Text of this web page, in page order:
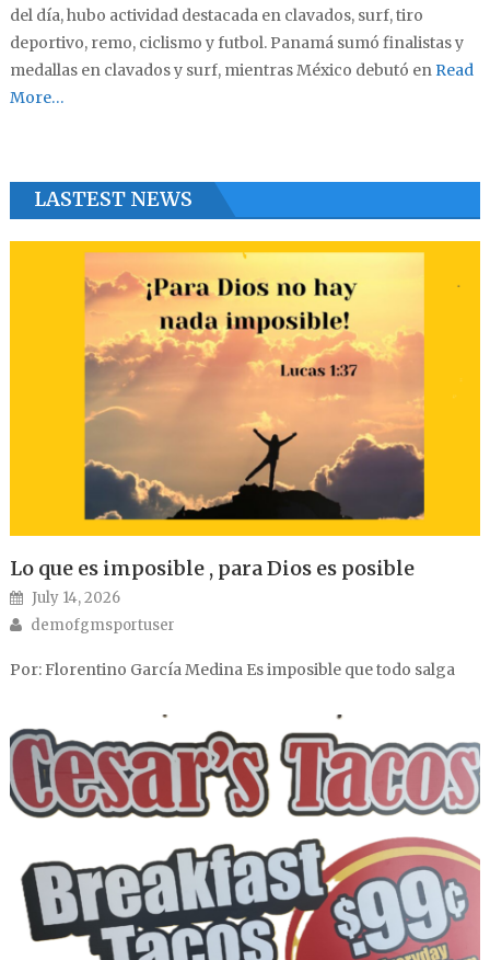
del día, hubo actividad destacada en clavados, surf, tiro
deportivo, remo, ciclismo y futbol. Panamá sumó finalistas y
medallas en clavados y surf, mientras México debutó enRead
More…
LASTEST NEWS
Lo que es imposible , para Dios es posible
Posted on
July 14, 2026
Author
demofgmsportuser
Por: Florentino García Medina Es imposible que todo salga